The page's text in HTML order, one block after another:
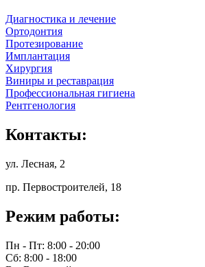
Диагностика и лечение
Ортодонтия
Протезирование
Имплантация
Хирургия
Виниры и реставрация
Профессиональная гигиена
Рентгенология
Контакты:
ул. Лесная, 2
пр. Первостроителей, 18
Режим работы:
Пн - Пт: 8:00 - 20:00
Сб: 8:00 - 18:00